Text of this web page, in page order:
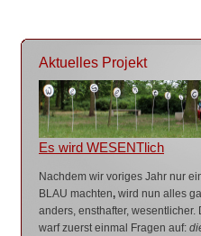
Aktuelles Projekt
Es wird WESENTlich
Nachdem wir voriges Jahr nur
BLAU machten, wird nun alles
anders, ensthafter, wesentlicher.
warf zuerst einmal Fragen auf: